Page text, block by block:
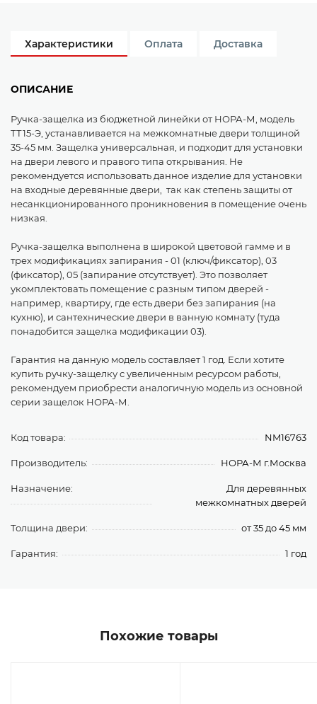
Характеристики Оплата Доставка
ОПИСАНИЕ
Ручка-защелка из бюджетной линейки от НОРА-М, модель
ТТ15-Э, устанавливается на межкомнатные двери толщиной
35-45 мм. Защелка универсальная, и подходит для установки
на двери левого и правого типа открывания. Не
рекомендуется использовать данное изделие для установки
на входные деревянные двери, так как степень защиты от
несанкционированного проникновения в помещение очень
низкая.
Ручка-защелка выполнена в широкой цветовой гамме и в
трех модификациях запирания - 01 (ключ/фиксатор), 03
(фиксатор), 05 (запирание отсутствует). Это позволяет
укомплектовать помещение с разным типом дверей -
например, квартиру, где есть двери без запирания (на
кухню), и сантехнические двери в ванную комнату (туда
понадобится защелка модификации 03).
Гарантия на данную модель составляет 1 год. Если хотите
купить ручку-защелку с увеличенным ресурсом работы,
рекомендуем приобрести аналогичную модель из основной
серии защелок НОРА-М.
Код товара: NM16763
Производитель: НОРА-М г.Москва
Назначение:
Для деревянных
межкомнатных дверей
Толщина двери: от 35 до 45 мм
Гарантия: 1 год
Похожие товары